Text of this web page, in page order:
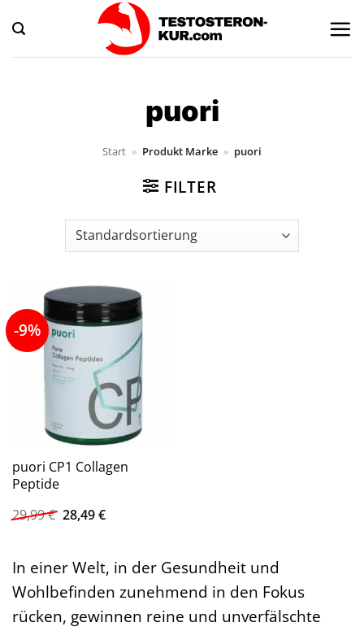
Inhalt
springen
puori
Start » Produkt Marke » puori
FILTER
-9%
puori CP1 Collagen
Peptide
29,99€ Ursprünglicher
Preis
28,49€Aktueller
In einer Welt, in der Gesundheit und
Wohlbefinden zunehmend in den Fokus
rücken, gewinnen reine und unverfälschte